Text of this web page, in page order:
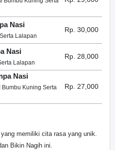
Nasi
Lalapan
Rp. 30,000
Nasi
Lalapan
Rp. 28,000
Nasi
Kuning Serta
Rp. 27,000
memiliki cita rasa yang unik.
Bikin Nagih ini.